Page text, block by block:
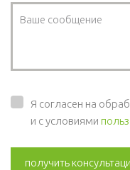
Я согласен на
и с условиями
получить